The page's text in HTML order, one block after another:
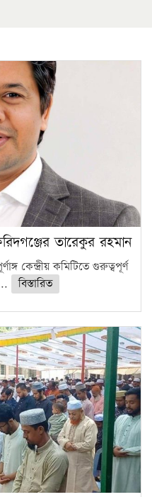
তারেকুর রহমান
কেন্দ্রীয় কমিটিতে গুরুত্বপূর্ণ
বিস্তারিত